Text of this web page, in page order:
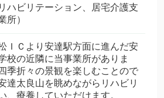
ハビリテーション、居宅介護支
所）
ＩＣより安達駅方面に進んだ安
校の近隣に当事業所がありま
季折々の景観を楽しむことので
達太良山を眺めながらリハビリ
、療養していただけます。